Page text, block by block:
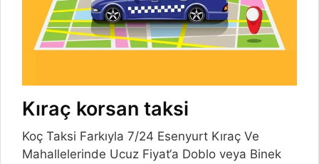
Kıraç korsan taksi
Koç Taksi Farkıyla 7/24 Esenyurt Kıraç Ve
Mahallelerinde Ucuz Fiyat‘a Doblo veya Binek